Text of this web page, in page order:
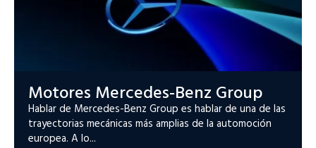
Motores Mercedes-Benz Group
Hablar de Mercedes-Benz Group es hablar de una de las
trayectorias mecánicas más amplias de la automoción
europea. A lo...